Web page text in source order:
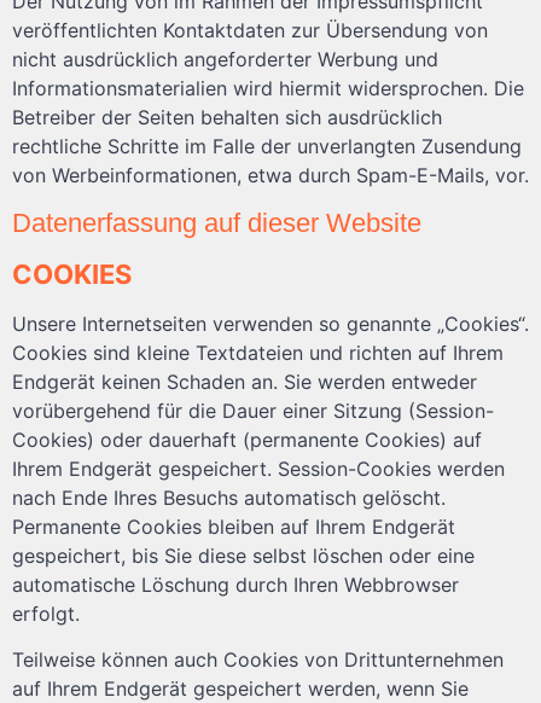
veröffentlichten Kontaktdaten zur Übersendung von
nicht ausdrücklich angeforderter Werbung und
Informationsmaterialien wird hiermit widersprochen. Die
Betreiber der Seiten behalten sich ausdrücklich
rechtliche Schritte im Falle der unverlangten Zusendung
von Werbeinformationen, etwa durch Spam-E-Mails, vor.
Datenerfassung auf dieser Website
COOKIES
Unsere Internetseiten verwenden so genannte „Cookies“.
Cookies sind kleine Textdateien und richten auf Ihrem
Endgerät keinen Schaden an. Sie werden entweder
vorübergehend für die Dauer einer Sitzung (Session-
Cookies) oder dauerhaft (permanente Cookies) auf
Ihrem Endgerät gespeichert. Session-Cookies werden
nach Ende Ihres Besuchs automatisch gelöscht.
Permanente Cookies bleiben auf Ihrem Endgerät
gespeichert, bis Sie diese selbst löschen oder eine
automatische Löschung durch Ihren Webbrowser
erfolgt.
Teilweise können auch Cookies von Drittunternehmen
auf Ihrem Endgerät gespeichert werden, wenn Sie